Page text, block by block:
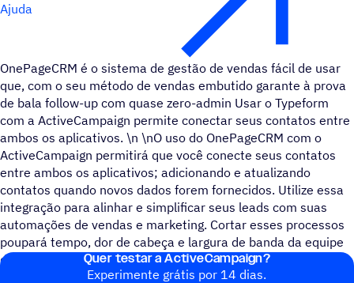
Ajuda
OnePageCRM é o sistema de gestão de vendas fácil de usar
que, com o seu método de vendas embutido garante à prova
de bala follow-up com quase zero-admin Usar o Typeform
com a ActiveCampaign permite conectar seus contatos entre
ambos os aplicativos. \n \nO uso do OnePageCRM com o
ActiveCampaign permitirá que você conecte seus contatos
entre ambos os aplicativos; adicionando e atualizando
contatos quando novos dados forem fornecidos. Utilize essa
integração para alinhar e simplificar seus leads com suas
automações de vendas e marketing. Cortar esses processos
poupará tempo, dor de cabeça e largura de banda da equipe
de vendas.
Quer testar a ActiveCampaign?
Experimente grátis por 14 dias.